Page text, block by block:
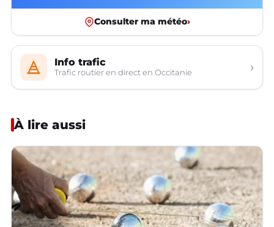
Consulter ma météo›
Info trafic
Trafic routier en direct en Occitanie ›
À lire aussi